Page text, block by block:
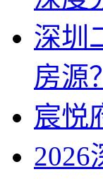
深圳
房源？
宸悦
2026